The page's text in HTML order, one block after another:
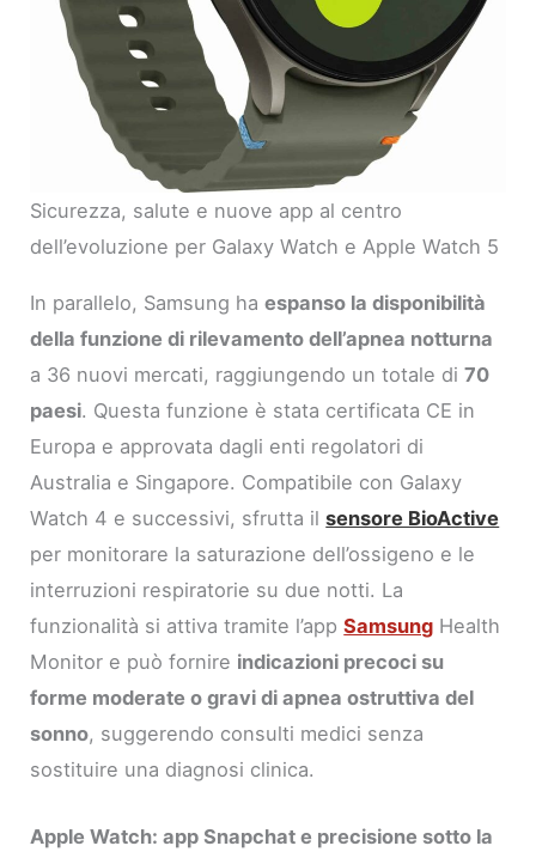
Sicurezza, salute e nuove app al centro
dell’evoluzione per Galaxy Watch e Apple Watch 5
In parallelo, Samsung haespanso la disponibilità
della funzione di rilevamento dell’apnea notturna
a 36 nuovi mercati, raggiungendo un totale di70
paesi. Questa funzione è stata certificata CE in
Europa e approvata dagli enti regolatori di
Australia e Singapore. Compatibile con Galaxy
Watch 4 e successivi, sfrutta ilsensore BioActive
per monitorare la saturazione dell’ossigeno e le
interruzioni respiratorie su due notti. La
funzionalità si attiva tramite l’appSamsung Health
Monitor e può fornire indicazioni precoci su
forme moderate o gravi di apnea ostruttiva del
sonno, suggerendo consulti medici senza
sostituire una diagnosi clinica.
Apple Watch: app Snapchat e precisione sotto la